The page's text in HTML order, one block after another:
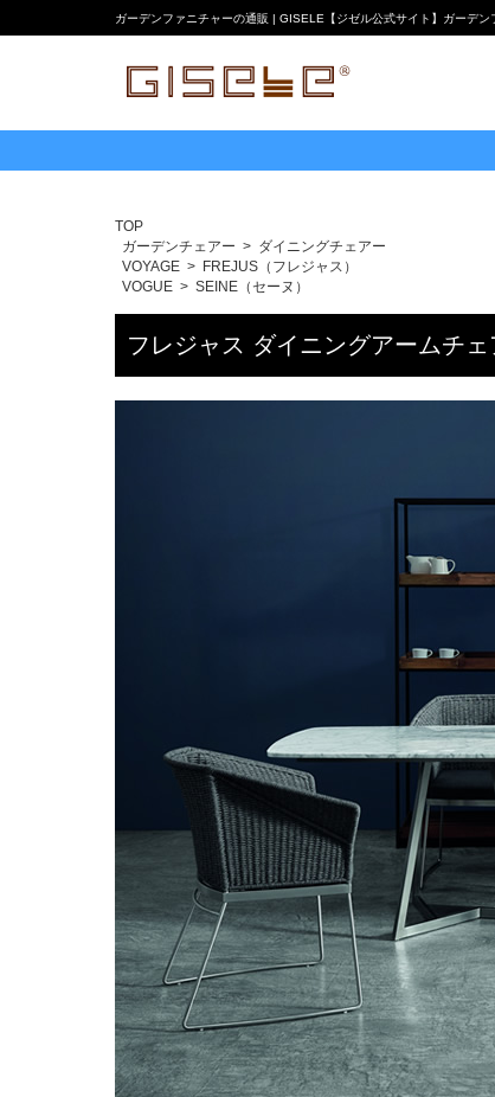
ガーデンファニチャーの通販 | GISELE【ジゼル公式サイト】ガーデン
TOP
ガーデンチェアー
ダイニングチェアー
VOYAGE
FREJUS（フレジャス）
VOGUE
SEINE（セーヌ）
フレジャス ダイニングアームチ